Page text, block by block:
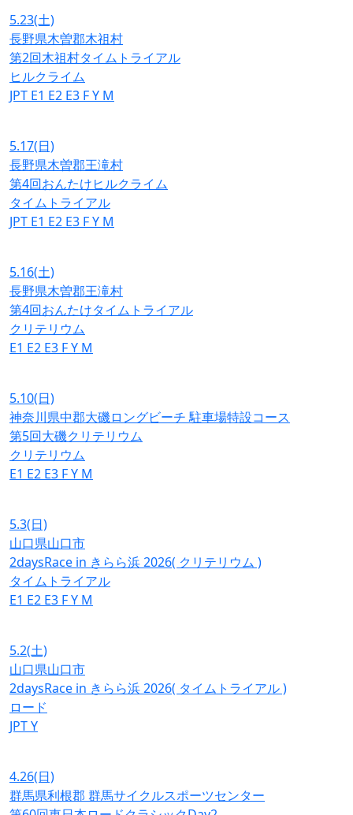
5.23(土)
長野県木曽郡木祖村
第2回木祖村タイムトライアル
ヒルクライム
JPT E1 E2 E3 FY M
5.17(日)
長野県木曽郡王滝村
第4回おんたけヒルクライム
タイムトライアル
JPT E1 E2 E3 FY M
5.16(土)
長野県木曽郡王滝村
第4回おんたけタイムトライアル
クリテリウム
E1 E2 E3 FY M
5.10(日)
神奈川県中郡大磯ロングビーチ 駐車場特設コース
第5回大磯クリテリウム
クリテリウム
E1 E2 E3 FY M
5.3(日)
山口県山口市
2daysRace in きらら浜 2026( クリテリウム )
タイムトライアル
E1 E2 E3 FY M
5.2(土)
山口県山口市
2daysRace in きらら浜 2026( タイムトライアル )
ロード
JPTY
4.26(日)
群馬県利根郡 群馬サイクルスポーツセンター